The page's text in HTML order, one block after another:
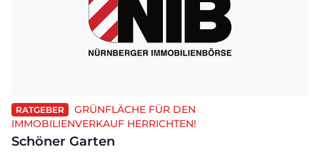
RATGEBER
GRÜNFLÄCHE FÜR DEN
IMMOBILIENVERKAUF HERRICHTEN!
Schöner Garten